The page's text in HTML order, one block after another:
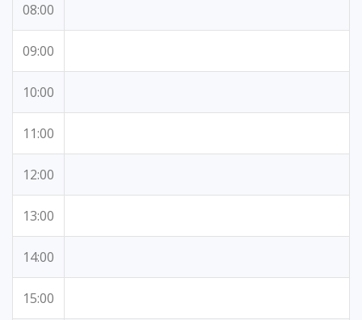
08:00
09:00
10:00
11:00
12:00
13:00
14:00
15:00